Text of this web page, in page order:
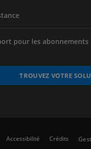
pour les abonnements
TROUVEZ VOTRE
Accessibilité Crédits